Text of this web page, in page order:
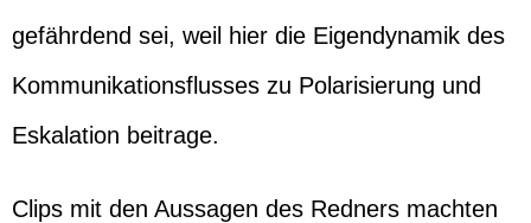
gefährdend sei, weil hier die Eigendynamik des
Kommunikationsflusses zu Polarisierung und
Eskalation beitrage.
Clips mit den Aussagen des Redners machten